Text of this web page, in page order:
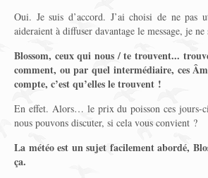
Oui. Je suis d’accord. J’ai choisi de ne pas
aideraient à diffuser davantage le message, je
Blossom, ceux qui nous / te trouvent...
comment, ou par quel intermédiaire, ces
compte, c’est qu’elles le trouvent !
En effet. Alors… le prix du poisson ces jours-
nous pouvons discuter, si cela vous convient ?
La météo est un sujet facilement abordé,
ça.